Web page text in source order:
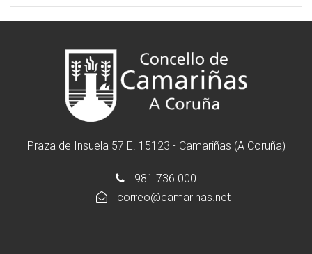
Praza de Insuela 57 E. 15123 - Camariñas (A Coruña)
981 736 000
correo@camarinas.net